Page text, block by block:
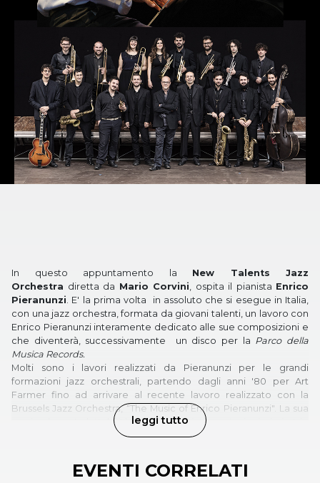
In questo appuntamento la New Talents Jazz
Orchestra diretta da Mario Corvini, ospita il pianista Enrico
Pieranunzi. E' la prima volta in assoluto che si esegue in Italia,
con una jazz orchestra, formata da giovani talenti, un lavoro con
Enrico Pieranunzi interamente dedicato alle sue composizioni e
che diventerà, successivamente un disco per la Parco della
Musica Records.
Molti sono i lavori realizzati da Pieranunzi per le grandi
formazioni jazz orchestrali, partendo dagli anni '80 per Art
Farmer fino ad arrivare al recente lavoro realizzato con la
Brussels Jazz Orchestra, “The Music of Enrico Pieranunzi". La sua
musica ha un'adattabilità a molteplici interpretazioni: sia in trio
che in big band le sue melodie ispirano colori nuovi nelle
L'estate delle meraviglie - Regione Lazio
leggi tutto
EVENTI CORRELATI